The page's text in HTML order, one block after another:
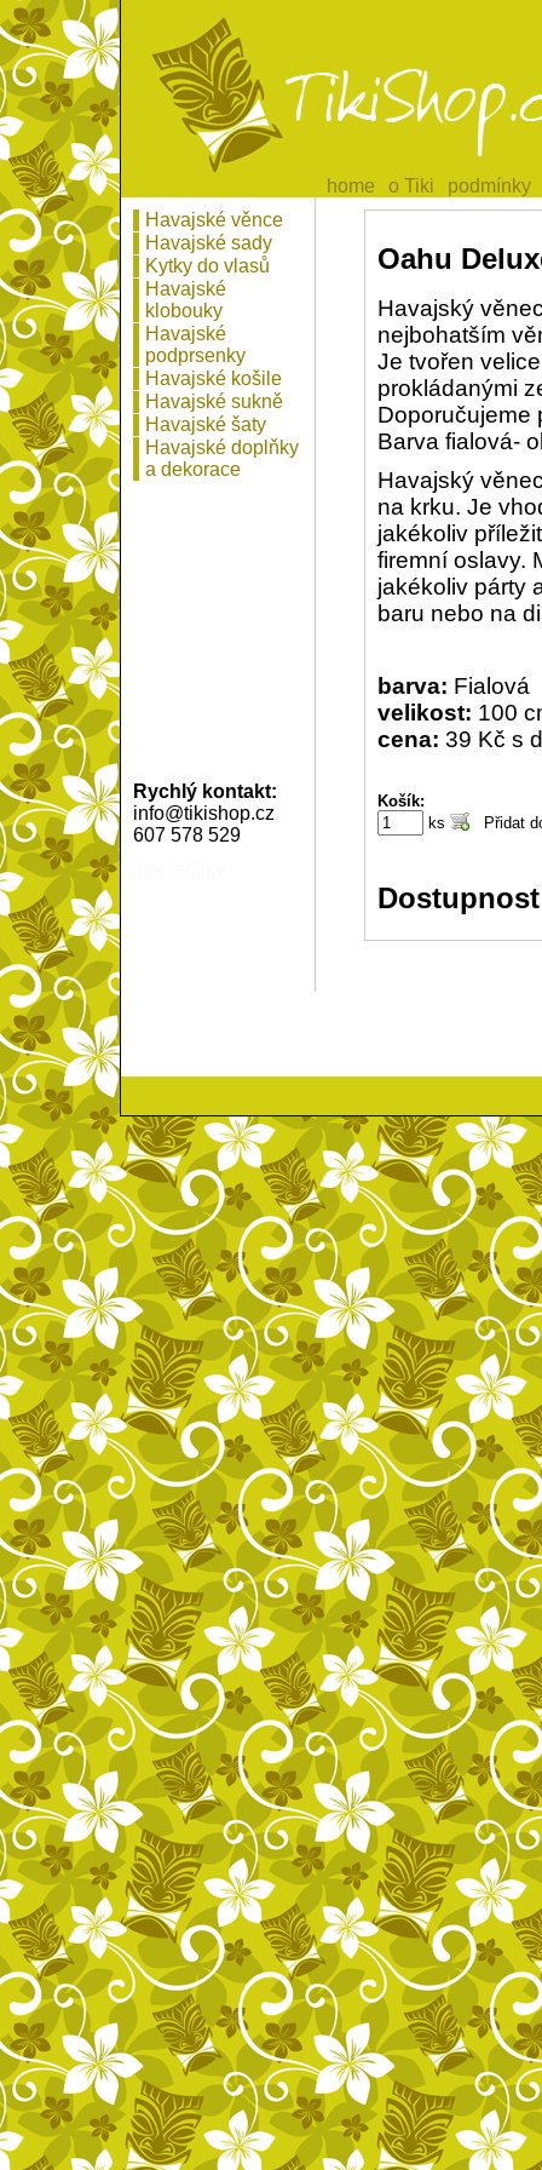
home
home o Tiki
o Tiki podmínky
podmínky
Oahu
Havajský
nejbohatším
Je tvořen
prokládanými
Doporučujeme
Barva fialová-
Havajský
na krku. Je
jakékoliv
firemní oslavy.
jakékoliv párty
baru nebo na
barva: Fialová
velikost: 100
cena: 39 Kč s
Košík:
ks
Havajské věnce
Havajské sady
Kytky do vlasů
Havajské
klobouky
Havajské
podprsenky
Havajské košile
Havajské sukně
Havajské šaty
Havajské doplňky
a dekorace
Rychlý kontakt:
info@tikishop.cz
607 578 529